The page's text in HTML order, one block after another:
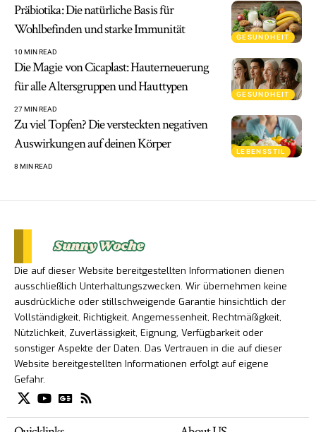
GESUNDHEIT
Präbiotika: Die natürliche Basis für
Wohlbefinden und starke Immunität
10 MIN READ
GESUNDHEIT
Die Magie von Cicaplast: Hauterneuerung
für alle Altersgruppen und Hauttypen
27 MIN READ
LEBENSSTIL
Zu viel Topfen? Die versteckten negativen
Auswirkungen auf deinen Körper
8 MIN READ
Die auf dieser Website bereitgestellten Informationen dienen
ausschließlich Unterhaltungszwecken. Wir übernehmen keine
ausdrückliche oder stillschweigende Garantie hinsichtlich der
Vollständigkeit, Richtigkeit, Angemessenheit, Rechtmäßigkeit,
Nützlichkeit, Zuverlässigkeit, Eignung, Verfügbarkeit oder
sonstiger Aspekte der Daten. Das Vertrauen in die auf dieser
Website bereitgestellten Informationen erfolgt auf eigene
Gefahr.